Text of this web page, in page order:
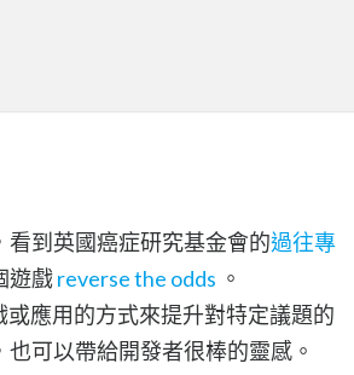
到英國癌症研究基金會的過往專
遊戲reverse the odds 。
或應用的方式來提升對特定議題的
可以帶給開發者很棒的靈感。